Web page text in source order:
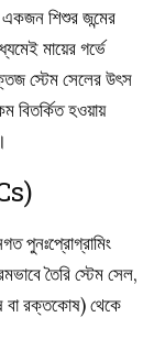
শিশুর জন্মের
মায়ের গর্ভে
স্টেম সেলের উৎস
হওয়ায়
পুনঃপ্রোগ্রামিং
তৈরি স্টেম সেল,
বা রক্তকোষ) থেকে